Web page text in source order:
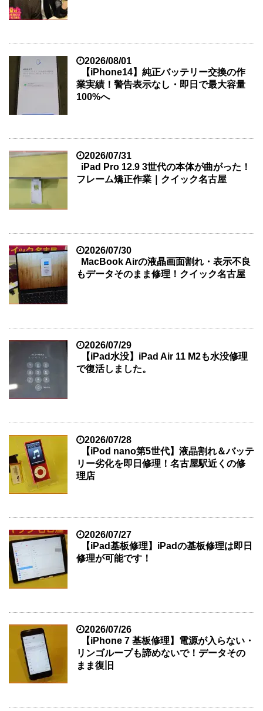
2026/08/01
【iPhone14】純正バッテリー交換の作
業実績！警告表示なし・即日で最大容量
100%へ
2026/07/31
iPad Pro 12.9 3世代の本体が曲がった！
フレーム矯正作業｜クイック名古屋
2026/07/30
MacBook Airの液晶画面割れ・表示不良
もデータそのまま修理！クイック名古屋
2026/07/29
【iPad水没】iPad Air 11 M2も水没修理
で復活しました。
2026/07/28
【iPod nano第5世代】液晶割れ＆バッテ
リー劣化を即日修理！名古屋駅近くの修
理店
2026/07/27
【iPad基板修理】iPadの基板修理は即日
修理が可能です！
2026/07/26
【iPhone 7 基板修理】電源が入らない・
リンゴループも諦めないで！データその
まま復旧